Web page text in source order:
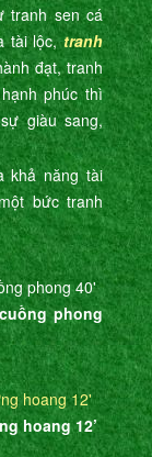
tranh sen cá
tài lộc,tranh
đạt, tranh
phúc thì
giàu sang,
khả năng tài
bức tranh
phong
hoang 12’